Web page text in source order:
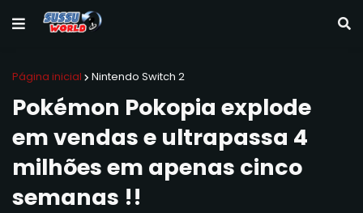
Página inicial Nintendo Switch 2
Pokémon Pokopia explode
em vendas e ultrapassa 4
milhões em apenas cinco
semanas !!